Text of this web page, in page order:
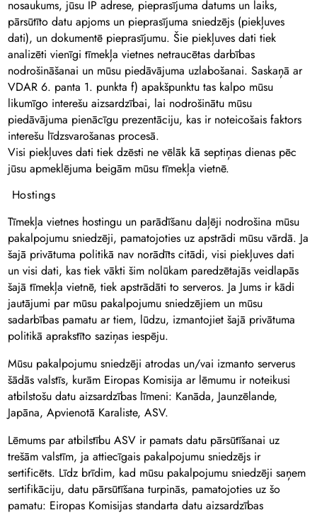
nosaukums, jūsu IP adrese, pieprasījuma datums un laiks,
pārsūtīto datu apjoms un pieprasījuma sniedzējs (piekļuves
dati), un dokumentē pieprasījumu. Šie piekļuves dati tiek
analizēti vienīgi tīmekļa vietnes netraucētas darbības
nodrošināšanai un mūsu piedāvājuma uzlabošanai. Saskaņā ar
VDAR 6. panta 1. punkta f) apakšpunktu tas kalpo mūsu
likumīgo interešu aizsardzībai, lai nodrošinātu mūsu
piedāvājuma pienācīgu prezentāciju, kas ir noteicošais faktors
interešu līdzsvarošanas procesā.
Visi piekļuves dati tiek dzēsti ne vēlāk kā septiņas dienas pēc
jūsu apmeklējuma beigām mūsu tīmekļa vietnē.
Hostings
Tīmekļa vietnes hostingu un parādīšanu daļēji nodrošina mūsu
pakalpojumu sniedzēji, pamatojoties uz apstrādi mūsu vārdā. Ja
šajā privātuma politikā nav norādīts citādi, visi piekļuves dati
un visi dati, kas tiek vākti šim nolūkam paredzētajās veidlapās
šajā tīmekļa vietnē, tiek apstrādāti to serveros. Ja Jums ir kādi
jautājumi par mūsu pakalpojumu sniedzējiem un mūsu
sadarbības pamatu ar tiem, lūdzu, izmantojiet šajā privātuma
politikā aprakstīto saziņas iespēju.
Mūsu pakalpojumu sniedzēji atrodas un/vai izmanto serverus
šādās valstīs, kurām Eiropas Komisija ar lēmumu ir noteikusi
atbilstošu datu aizsardzības līmeni: Kanāda, Jaunzēlande,
Japāna, Apvienotā Karaliste, ASV.
Lēmums par atbilstību ASV ir pamats datu pārsūtīšanai uz
trešām valstīm, ja attiecīgais pakalpojumu sniedzējs ir
sertificēts. Līdz brīdim, kad mūsu pakalpojumu sniedzēji saņem
sertifikāciju, datu pārsūtīšana turpinās, pamatojoties uz šo
pamatu: Eiropas Komisijas standarta datu aizsardzības